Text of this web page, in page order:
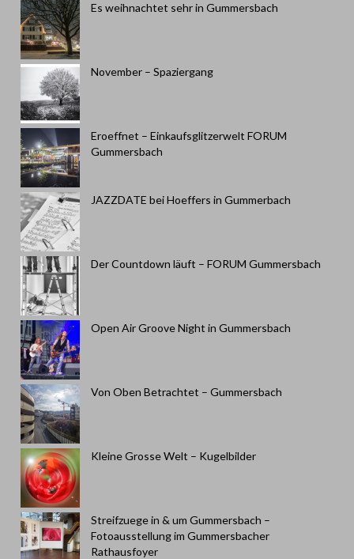
Es weihnachtet sehr in Gummersbach
November – Spaziergang
Eroeffnet – Einkaufsglitzerwelt FORUM
Gummersbach
JAZZDATE bei Hoeffers in Gummerbach
Der Countdown läuft – FORUM Gummersbach
Open Air Groove Night in Gummersbach
Von Oben Betrachtet – Gummersbach
Kleine Grosse Welt – Kugelbilder
Streifzuege in & um Gummersbach –
Fotoausstellung im Gummersbacher
Rathausfoyer